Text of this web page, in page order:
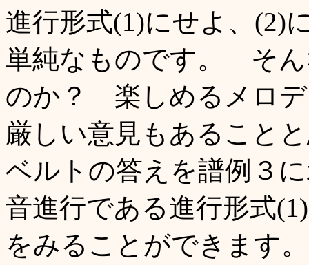
進行形式(1)にせよ、(2)
単純なものです。 そん
のか？ 楽しめるメロ
厳しい意見もあること
ベルトの答えを譜例３
音進行である進行形式
をみることができます